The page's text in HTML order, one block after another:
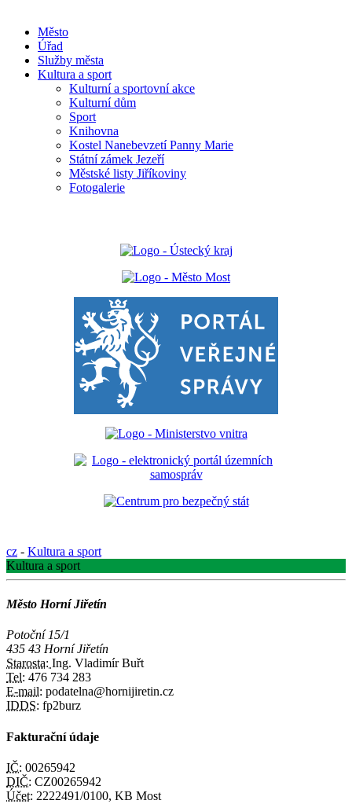
Město
Úřad
Služby města
Kultura a sport
Kulturní a sportovní akce
Kulturní dům
Sport
Knihovna
Kostel Nanebevzetí Panny Marie
Státní zámek Jezeří
Městské listy Jiříkoviny
Fotogalerie
cz - Kultura a sport
Kultura a sport
Město Horní Jiřetín
Potoční 15/1
435 43 Horní Jiřetín
Starosta: Ing. Vladimír Buřt
Tel: 476 734 283
E-mail: podatelna@hornijiretin.cz
IDDS: fp2burz
Fakturační údaje
IČ: 00265942
DIČ: CZ00265942
Účet: 2222491/0100, KB Most